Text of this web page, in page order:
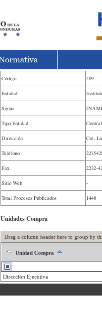
Código 489
Entidad
Siglas INAMI
Tipo Entidad
Dirección Col.
Teléfono
Fax 2232-
Sitio Web -
Total Procesos Publicados 1448
Unidades Compra
Drag a column header here to group by
Unidad Compra
Dirección Ejecutiva